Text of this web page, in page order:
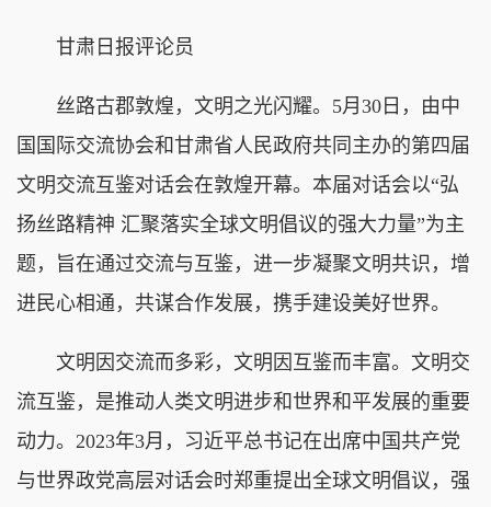
甘肃日报评论员
丝路古郡敦煌，文明之光闪耀。5月30日，由中
国国际交流协会和甘肃省人民政府共同主办的第四届
文明交流互鉴对话会在敦煌开幕。本届对话会以“弘
扬丝路精神 汇聚落实全球文明倡议的强大力量”为主
题，旨在通过交流与互鉴，进一步凝聚文明共识，增
进民心相通，共谋合作发展，携手建设美好世界。
文明因交流而多彩，文明因互鉴而丰富。文明交
流互鉴，是推动人类文明进步和世界和平发展的重要
动力。2023年3月，习近平总书记在出席中国共产党
与世界政党高层对话会时郑重提出全球文明倡议，强